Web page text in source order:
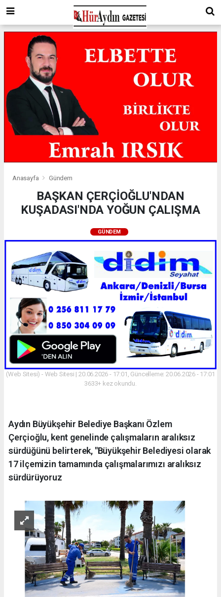
Anasayfa Gündem
BAŞKAN ÇERÇİOĞLU'NDAN
KUŞADASI'NDA YOĞUN ÇALIŞMA
GÜNDEM
(Web Sitesi) - Web Sitesi | 20.06.2026 - 17:01, Güncelleme: 20.06.2026 - 17:01
3633+ kez okundu.
Aydın Büyükşehir Belediye Başkanı Özlem
Çerçioğlu, kent genelinde çalışmaların aralıksız
sürdüğünü belirterek, "Büyükşehir Belediyesi olarak
17 ilçemizin tamamında çalışmalarımızı aralıksız
sürdürüyoruz